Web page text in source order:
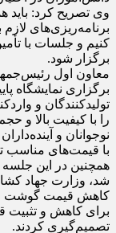
وی تصریح کرد: باید
برنامه‌ریزی‌های
کنیم و جلسات با
برگزار شود.
معاون اول
برگزاری نمایشگاه
تولیدکنندگان و
را با کیفیت بالا و
نوجوانان و
با قیمت‌های مناسب
همچنین در این
شد، وزارت جهاد
کاهش قیمت گوشت
برای کاهش و
تصمیم‌گیری کردند.